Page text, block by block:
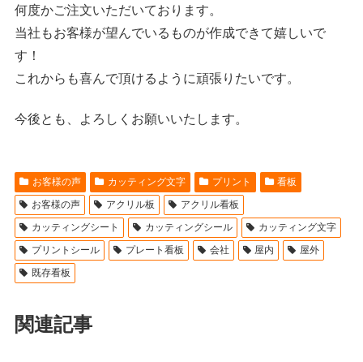
何度かご注文いただいております。
当社もお客様が望んでいるものが作成できて嬉しいで
す！
これからも喜んで頂けるように頑張りたいです。
今後とも、よろしくお願いいたします。
お客様の声 カッティング文字 プリント
看板
お客様の声
アクリル板
アクリル看板
カッティングシート
カッティングシール
カッティング文字
プリントシール
プレート看板 会社 屋内
屋外
既存看板
関連記事